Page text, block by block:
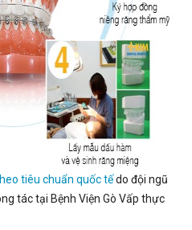
tiêu chuẩn quốc tếdo đội ngũ
tác tại Bệnh Viện Gò Vấp thực